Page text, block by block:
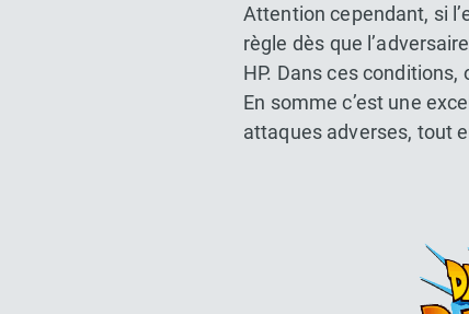
Attention cependant, si
règle dès que
HP. Dans ces
En somme c’est une
attaques adverses, tout